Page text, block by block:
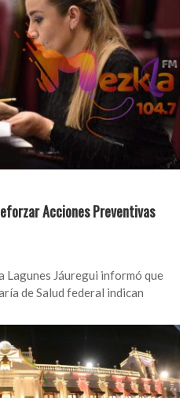
Acciones Preventivas
Lagunes Jáuregui informó que
de Salud federal indican